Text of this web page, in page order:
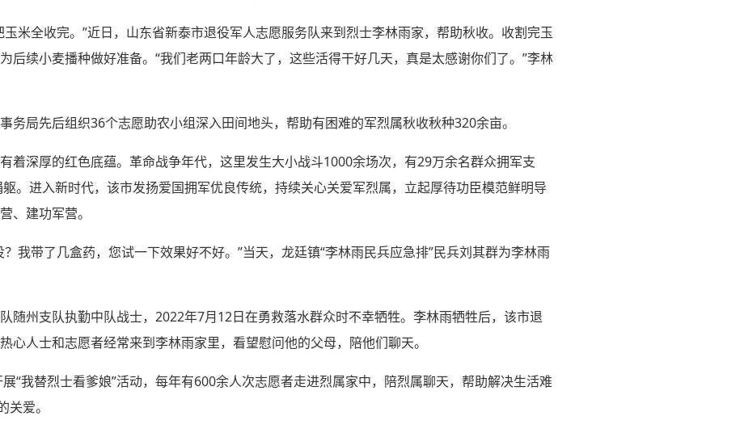
米全收完。”近日，山东省新泰市退役军人志愿服务队来到烈士李林雨家，帮助秋收。收割完玉
后续小麦播种做好准备。“我们老两口年龄大了，这些活得干好几天，真是太感谢你们了。”李林
务局先后组织36个志愿助农小组深入田间地头，帮助有困难的军烈属秋收秋种320余亩。
着深厚的红色底蕴。革命战争年代，这里发生大小战斗1000余场次，有29万余名群众拥军支
。进入新时代，该市发扬爱国拥军优良传统，持续关心关爱军烈属，立起厚待功臣模范鲜明导
、建功军营。
我带了几盒药，您试一下效果好不好。”当天，龙廷镇“李林雨民兵应急排”民兵刘其群为李林雨
随州支队执勤中队战士，2022年7月12日在勇救落水群众时不幸牺牲。李林雨牺牲后，该市退
心人士和志愿者经常来到李林雨家里，看望慰问他的父母，陪他们聊天。
“我替烈士看爹娘”活动，每年有600余人次志愿者走进烈属家中，陪烈属聊天，帮助解决生活难
关爱。